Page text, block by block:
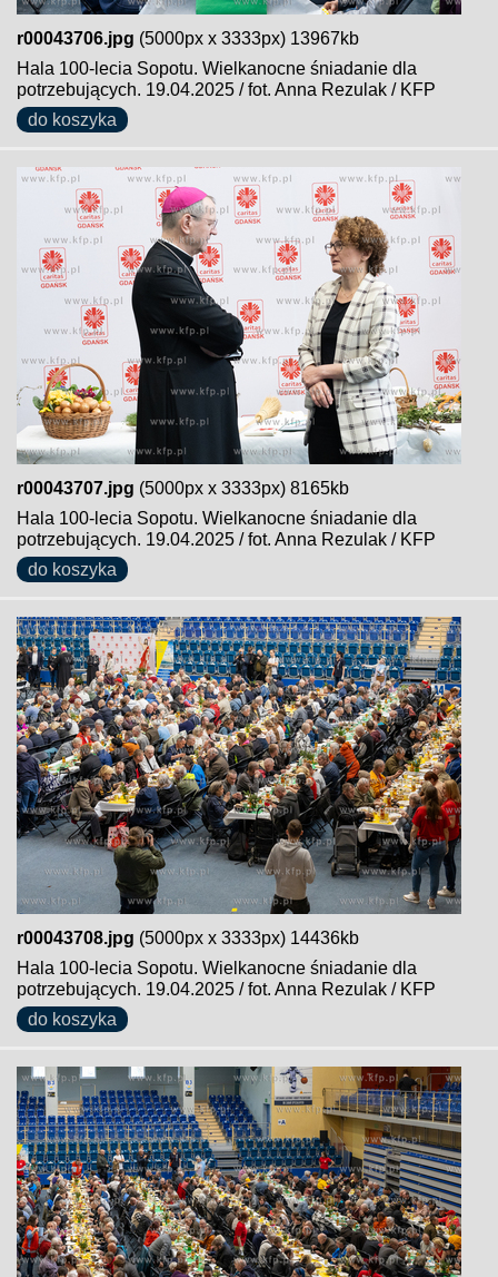
r00043706.jpg (5000px x 3333px) 13967kb
Hala 100-lecia Sopotu. Wielkanocne śniadanie dla
potrzebujących. 19.04.2025 / fot. Anna Rezulak / KFP
do koszyka
r00043707.jpg (5000px x 3333px) 8165kb
Hala 100-lecia Sopotu. Wielkanocne śniadanie dla
potrzebujących. 19.04.2025 / fot. Anna Rezulak / KFP
do koszyka
r00043708.jpg (5000px x 3333px) 14436kb
Hala 100-lecia Sopotu. Wielkanocne śniadanie dla
potrzebujących. 19.04.2025 / fot. Anna Rezulak / KFP
do koszyka